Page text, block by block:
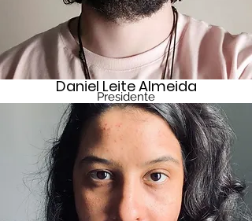
Daniel Leite Almeida
Presidente